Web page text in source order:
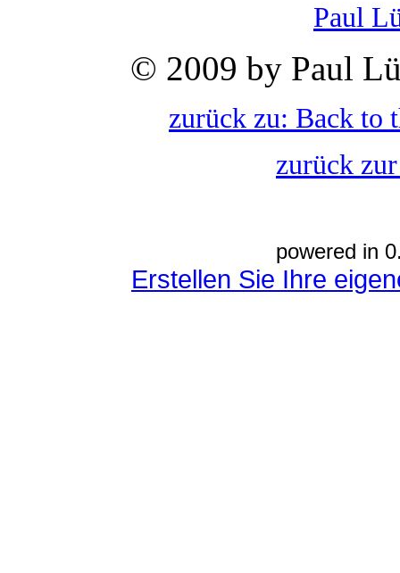
Paul
© 2009 by Paul
zurück zu: Back to
zurück
powered in
Erstellen Sie Ihre